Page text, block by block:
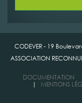
CODEVER - 19
ASSOCIATION
DOCUMENTATION
| MENTIONS